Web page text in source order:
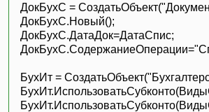
ДокБухС =
ДокБухС.ДатаДок=ДатаСпис;
БухИт =